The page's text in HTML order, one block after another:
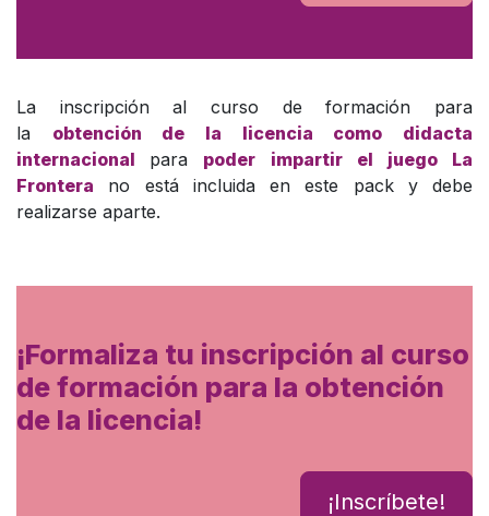
La inscripción al curso de formación para
la obtención de la licencia como didacta
internacional para poder impartir el juego La
Frontera no está incluida en este pack y debe
realizarse aparte.
¡Formaliza tu inscripción al curso
de formación para la obtención
de la licencia!
¡Inscríbete!